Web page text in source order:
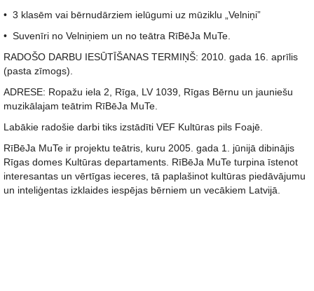
• 3 klasēm vai bērnudārziem ielūgumi uz mūziklu „Velniņi”
• Suvenīri no Velniņiem un no teātra RīBēJa MuTe.
RADOŠO DARBU IESŪTĪŠANAS TERMIŅŠ: 2010. gada 16. aprīlis
(pasta zīmogs).
ADRESE: Ropažu iela 2, Rīga, LV 1039, Rīgas Bērnu un jauniešu
muzikālajam teātrim RīBēJa MuTe.
Labākie radošie darbi tiks izstādīti VEF Kultūras pils Foajē.
RīBēJa MuTe ir projektu teātris, kuru 2005. gada 1. jūnijā dibinājis
Rīgas domes Kultūras departaments. RīBēJa MuTe turpina īstenot
interesantas un vērtīgas ieceres, tā paplašinot kultūras piedāvājumu
un inteliģentas izklaides iespējas bērniem un vecākiem Latvijā.